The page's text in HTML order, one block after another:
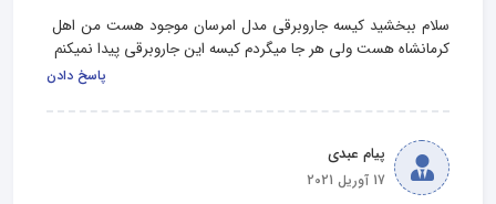
سلام ببخشید کیسه جاروبرقی مدل امرسان موجود هست من اهل
کرمانشاه هست ولی هر جا میگردم کیسه این جاروبرقی پیدا نمیکنم
پاسخ دادن
پیام عبدی
17 آوریل 2021